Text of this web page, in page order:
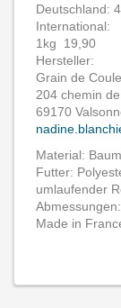
Deutschland:
International:
1kg 19,90
Hersteller:
Grain de
204 chemin
69170
Material:
Futter:
umlaufender
Made in